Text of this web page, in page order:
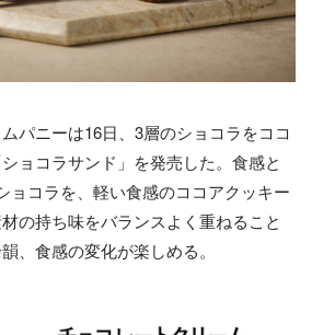
パニーは16日、3層のショコラをココ
ョコラサンド」を発売した。食感と
ョコラを、軽い食感のココアクッキー
の持ち味をバランスよく重ねること
、食感の変化が楽しめる。